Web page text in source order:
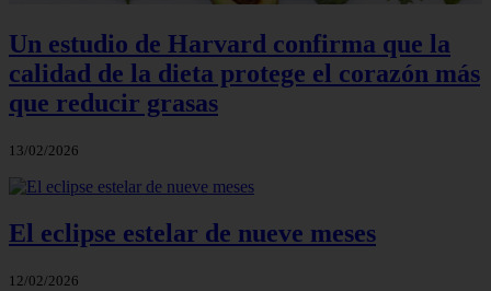
Un estudio de Harvard confirma que la
calidad de la dieta protege el corazón más
que reducir grasas
13/02/2026
El eclipse estelar de nueve meses
12/02/2026